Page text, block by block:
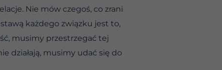
Nie mów czegoś, co zrani
każdego związku jest to,
musimy przestrzegać tej
działają, musimy udać się do